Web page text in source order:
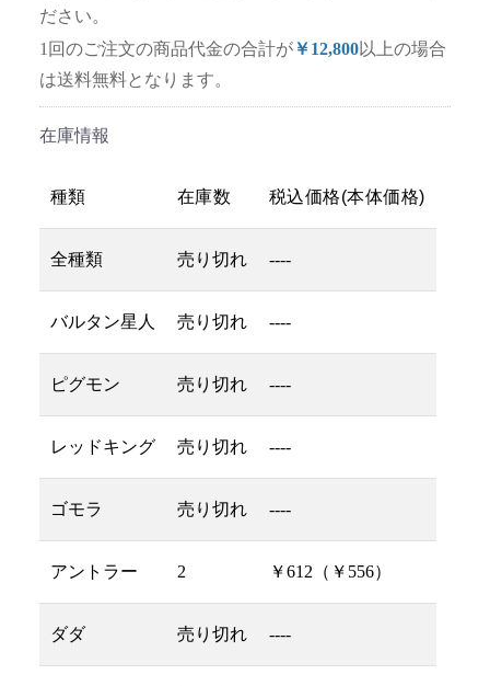
ださい。
1回のご注文の商品代金の合計が￥12,800以上の場合
は送料無料となります。
在庫情報
種類 在庫数 税込価格(本体価格)
全種類 売り切れ ----
バルタン星人 売り切れ ----
ピグモン 売り切れ ----
レッドキング 売り切れ ----
ゴモラ 売り切れ ----
アントラー 2 ￥612（￥556）
ダダ 売り切れ ----